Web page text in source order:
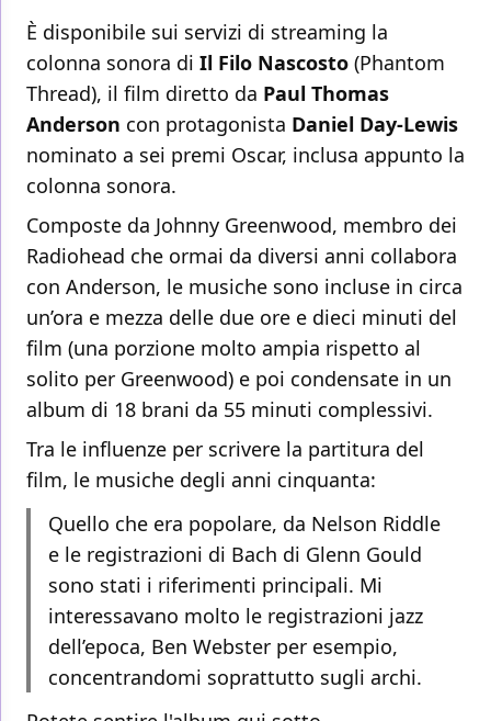
È disponibile sui servizi di streaming la
colonna sonora di Il Filo Nascosto (Phantom
Thread), il film diretto da Paul Thomas
Anderson con protagonista Daniel Day-Lewis
nominato a sei premi Oscar, inclusa appunto la
colonna sonora.
Composte da Johnny Greenwood, membro dei
Radiohead che ormai da diversi anni collabora
con Anderson, le musiche sono incluse in circa
un’ora e mezza delle due ore e dieci minuti del
film (una porzione molto ampia rispetto al
solito per Greenwood) e poi condensate in un
album di 18 brani da 55 minuti complessivi.
Tra le influenze per scrivere la partitura del
film, le musiche degli anni cinquanta:
Quello che era popolare, da Nelson Riddle
e le registrazioni di Bach di Glenn Gould
sono stati i riferimenti principali. Mi
interessavano molto le registrazioni jazz
dell’epoca, Ben Webster per esempio,
concentrandomi soprattutto sugli archi.